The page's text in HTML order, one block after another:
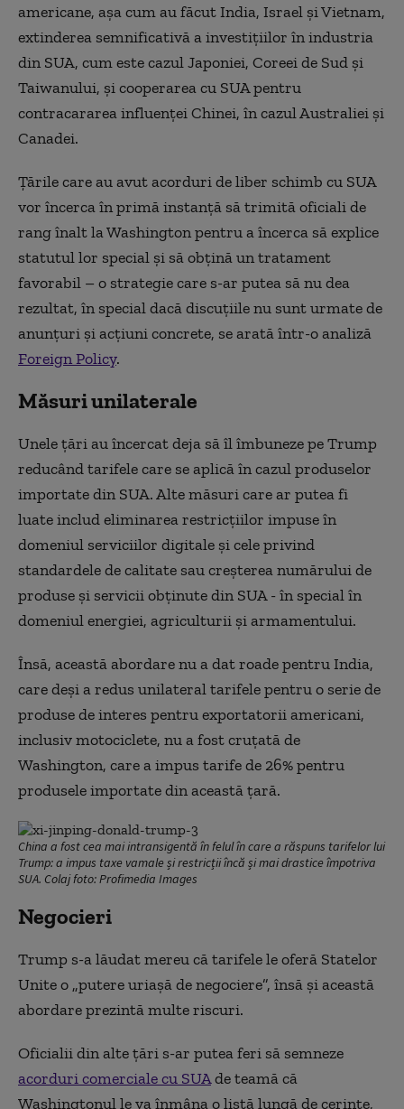
americane, așa cum au făcut India, Israel și Vietnam,
extinderea semnificativă a investițiilor în industria
din SUA, cum este cazul Japoniei, Coreei de Sud și
Taiwanului, și cooperarea cu SUA pentru
contracararea influenței Chinei, în cazul Australiei și
Canadei.
Țările care au avut acorduri de liber schimb cu SUA
vor încerca în primă instanță să trimită oficiali de
rang înalt la Washington pentru a încerca să explice
statutul lor special și să obțină un tratament
favorabil – o strategie care s-ar putea să nu dea
rezultat, în special dacă discuțiile nu sunt urmate de
anunțuri și acțiuni concrete, se arată într-o analiză
Foreign Policy.
Măsuri unilaterale
Unele țări au încercat deja să îl îmbuneze pe Trump
reducând tarifele care se aplică în cazul produselor
importate din SUA. Alte măsuri care ar putea fi
luate includ eliminarea restricțiilor impuse în
domeniul serviciilor digitale și cele privind
standardele de calitate sau creșterea numărului de
produse și servicii obținute din SUA - în special în
domeniul energiei, agriculturii și armamentului.
Însă, această abordare nu a dat roade pentru India,
care deși a redus unilateral tarifele pentru o serie de
produse de interes pentru exportatorii americani,
inclusiv motociclete, nu a fost cruțată de
Washington, care a impus tarife de 26% pentru
produsele importate din această țară.
China a fost cea mai intransigentă în felul în care a răspuns tarifelor lui
Trump: a impus taxe vamale și restricții încă și mai drastice împotriva
SUA. Colaj foto: Profimedia Images
Negocieri
Trump s-a lăudat mereu că tarifele le oferă Statelor
Unite o „putere uriașă de negociere”, însă și această
abordare prezintă multe riscuri.
Oficialii din alte țări s-ar putea feri să semneze
acorduri comerciale cu SUAde teamă că
Washingtonul le va înmâna o listă lungă de cerințe,